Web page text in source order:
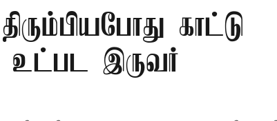
காட்டு
உட்பட இருவர்